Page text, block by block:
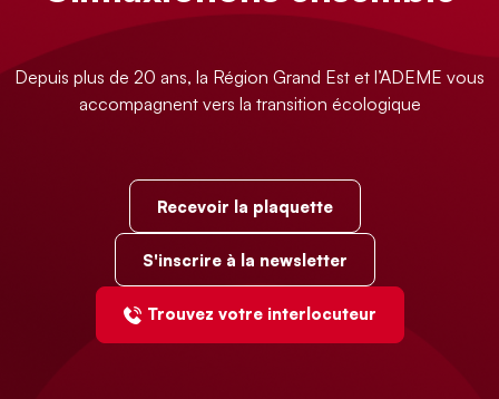
Depuis plus de 20 ans, la Région Grand Est et l’ADEME vous
accompagnent vers la transition écologique
Recevoir la plaquette
S'inscrire à la newsletter
Trouvez votre interlocuteur